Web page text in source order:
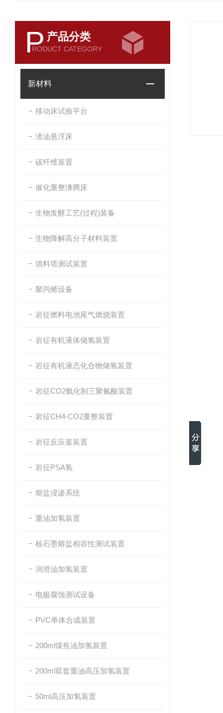
P 产品分类
RODUCT CATEGORY
新材料
移动床试验平台
渣油悬浮床
碳纤维装置
催化重整沸腾床
生物发酵工艺(过程)装备
生物降解高分子材料装置
填料塔测试装置
聚丙烯设备
岩征燃料电池尾气燃烧装置
岩征有机液体储氢装置
岩征有机液态化合物储氢装置
岩征CO2氨化制三聚氰酸装置
岩征CH4-CO2重整装置
岩征反应釜装置
岩征PSA氢
熔盐浸渗系统
重油加氢装置
核石墨熔盐相容性测试装置
润滑油加氢装置
电极腐蚀测试设备
PVC单体合成装置
200ml煤焦油加氢装置
200ml双套重油高压加氢装置
50ml高压加氢装置